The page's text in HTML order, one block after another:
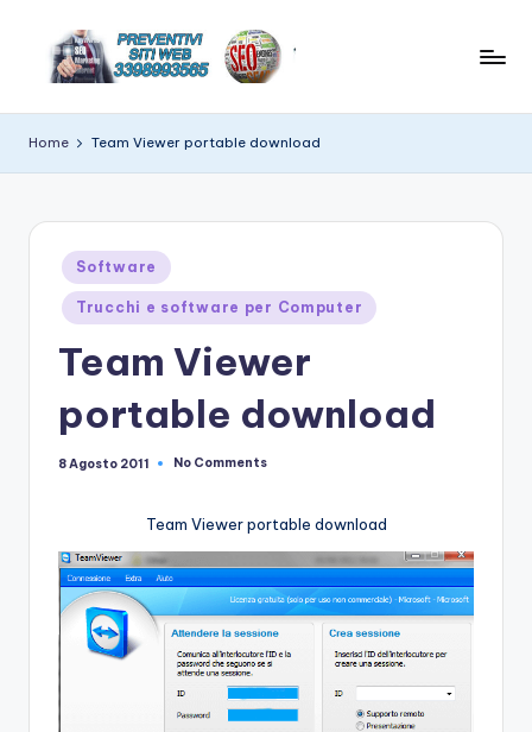
r
e
a
si
suggerimenti
Home Team Viewer portable download
Posted
in
Software
Trucchi e software per Computer
Team Viewer
portable download
8 Agosto 2011 No Comments
Team Viewer portable download